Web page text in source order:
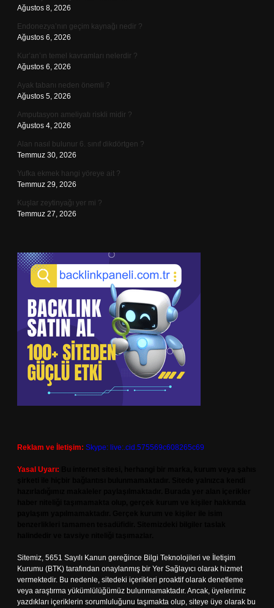
Ağustos 8, 2026
Endonezya’nın geçim kaynağı nedir ?
Ağustos 6, 2026
Kur’an’ın temel kavramları nelerdir ?
Ağustos 6, 2026
Ayak tabanı neden önemli ?
Ağustos 5, 2026
Amputasyon ameliyatı riskli midir ?
Ağustos 4, 2026
Alan nasıl bulunur 6. sınıf dikdörtgen ?
Temmuz 30, 2026
Yufka ekmek hangi yöreye ait ?
Temmuz 29, 2026
Kuşlar zeytinyağı yer mi ?
Temmuz 27, 2026
Reklam ve İletişim: Skype: live:.cid.575569c608265c69
Yasal Uyarı:
Sitemiz, 5651 Sayılı Kanun gereğince Bilgi Teknolojileri ve İletişim
Kurumu (BTK) tarafından onaylanmış bir Yer Sağlayıcı olarak hizmet
vermektedir. Bu nedenle, sitedeki içerikleri proaktif olarak denetleme
veya araştırma yükümlülüğümüz bulunmamaktadır. Ancak, üyelerimiz
yazdıkları içeriklerin sorumluluğunu taşımakta olup, siteye üye olarak bu